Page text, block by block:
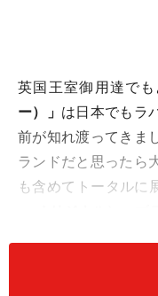
英国王室御用達で
ー）」 は日本でもラ
前が知れ渡ってきま
ランドだと思ったら
も含めてトータルに
ションウィーク）に
ューから２回目とな